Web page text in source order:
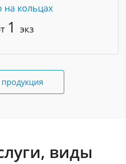
кольцах
1 экз
продукция
виды